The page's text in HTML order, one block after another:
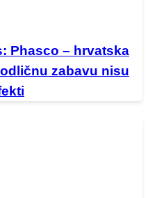
Phasco – hrvatska
zabavu nisu